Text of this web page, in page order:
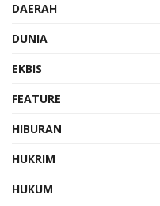
DAERAH
DUNIA
EKBIS
FEATURE
HIBURAN
HUKRIM
HUKUM